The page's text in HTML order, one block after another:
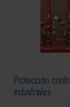
Protección
industriales